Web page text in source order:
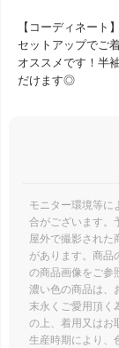
【コーディネート】
セットアップでご
オススメです！半
だけます◎
モニター環境等に
合がございます。
屋外で撮影された
があります。商品
の商品画像をご参
濃い色の商品は、
末永くご愛用頂く
の上、着用又はお
生産時期により、